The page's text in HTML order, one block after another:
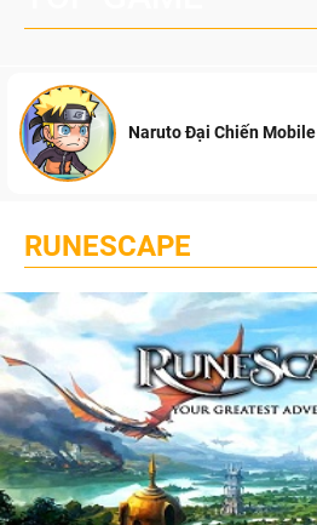
Naruto Đại Chiến Mobile
RUNESCAPE